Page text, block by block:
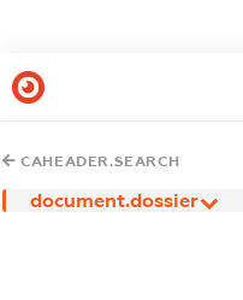
CAHEADER.SEARCH
document.dossier